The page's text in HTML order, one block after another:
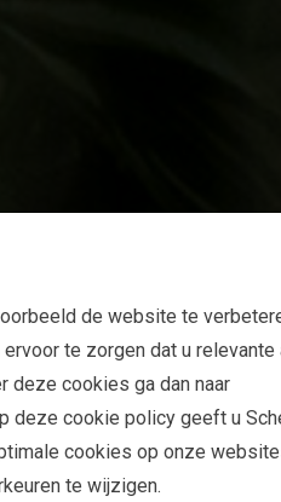
ER
de website te
te zorgen dat u
deze cookies ga dan naar
deze cookie policy geeft u
cookies op onze
te wijzigen.